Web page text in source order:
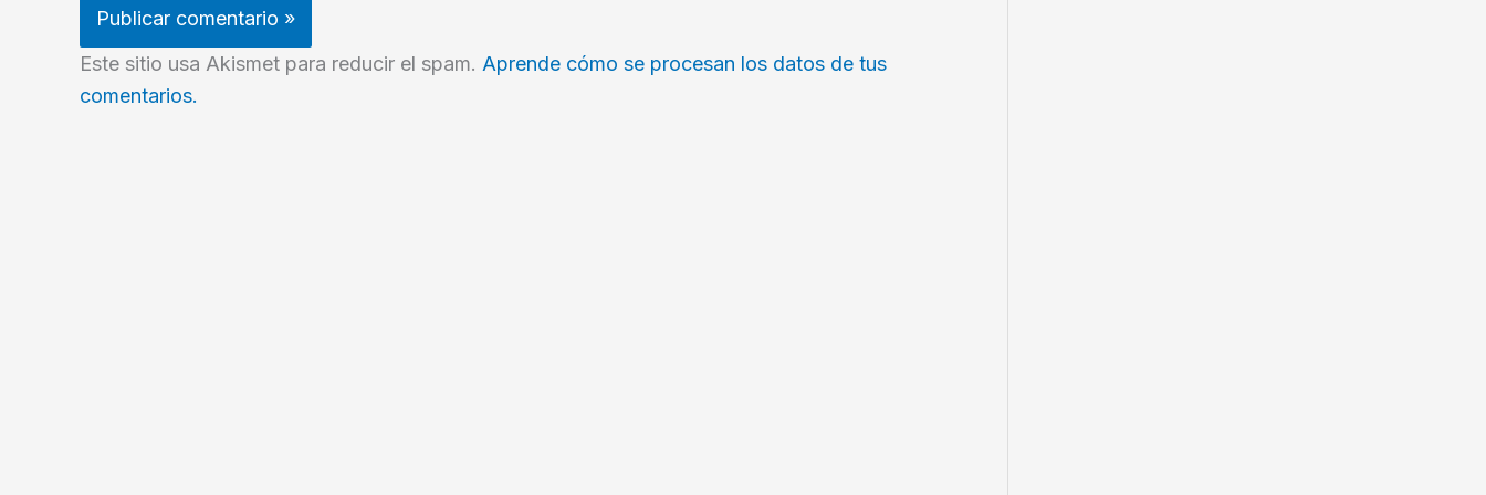
Este sitio usa Akismet para reducir el spam. Aprende cómo se procesan los datos de tus
comentarios.